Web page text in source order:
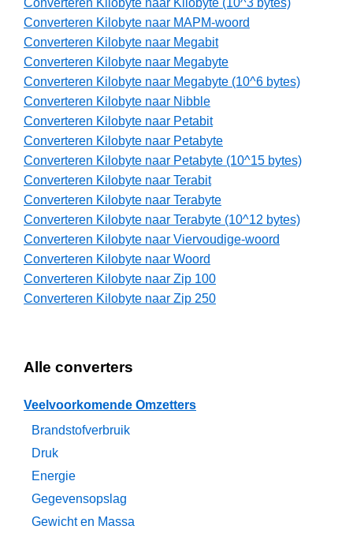
Converteren Kilobyte naar Kilobyte (10^3 bytes)
Converteren Kilobyte naar MAPM-woord
Converteren Kilobyte naar Megabit
Converteren Kilobyte naar Megabyte
Converteren Kilobyte naar Megabyte (10^6 bytes)
Converteren Kilobyte naar Nibble
Converteren Kilobyte naar Petabit
Converteren Kilobyte naar Petabyte
Converteren Kilobyte naar Petabyte (10^15 bytes)
Converteren Kilobyte naar Terabit
Converteren Kilobyte naar Terabyte
Converteren Kilobyte naar Terabyte (10^12 bytes)
Converteren Kilobyte naar Viervoudige-woord
Converteren Kilobyte naar Woord
Converteren Kilobyte naar Zip 100
Converteren Kilobyte naar Zip 250
Alle converters
Veelvoorkomende Omzetters
Brandstofverbruik
Druk
Energie
Gegevensopslag
Gewicht en Massa